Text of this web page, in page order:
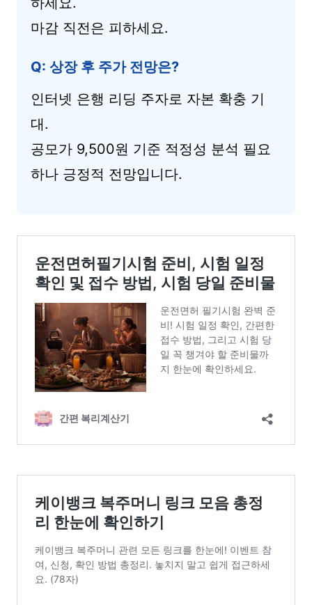
마감 직전은 피하세요.
Q: 상장 후 주가 전망은?
인터넷 은행 리딩 주자로 자본 확충 기
대.
공모가 9,500원 기준 적정성 분석 필요
하나 긍정적 전망입니다.